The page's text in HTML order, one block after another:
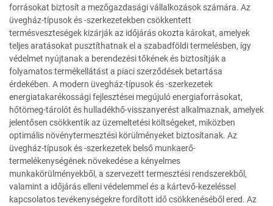
forrásokat biztosít a mezőgazdasági vállalkozások számára. Az
üvegház-típusok és -szerkezetekben csökkentett
termésveszteségek kizárják az időjárás okozta károkat, amelyek
teljes aratásokat pusztíthatnak el a szabadföldi termelésben, így
védelmet nyújtanak a berendezési tőkének és biztosítják a
folyamatos termékellátást a piaci szerződések betartása
érdekében. A modern üvegház-típusok és -szerkezetek
energiatakarékossági fejlesztései megújuló energiaforrásokat,
hőtömeg-tárolót és hulladékhő-visszanyerést alkalmaznak, amelyek
jelentősen csökkentik az üzemeltetési költségeket, miközben
optimális növénytermesztési körülményeket biztosítanak. Az
üvegház-típusok és -szerkezetek belső munkaerő-
termelékenységének növekedése a kényelmes
munkakörülményekből, a szervezett termesztési rendszerekből,
valamint a időjárás elleni védelemmel és a kártevő-kezeléssel
kapcsolatos tevékenységekre fordított idő csökkenéséből ered. Az